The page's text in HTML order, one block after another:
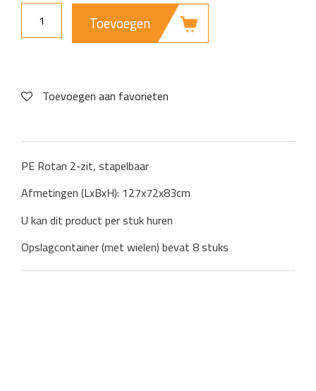
Toevoegen
Toevoegen aan favorieten
PE Rotan 2-zit, stapelbaar
Afmetingen (LxBxH): 127x72x83cm
U kan dit product per stuk huren
Opslagcontainer (met wielen) bevat 8 stuks